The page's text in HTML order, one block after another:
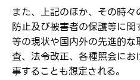
※パスワードを忘れた方はコ
また、上記のほか、その時
防止及び被害者の保護等に
等の現状や国内外の先進的
査、法令改正、各種照会に
事することも想定される。